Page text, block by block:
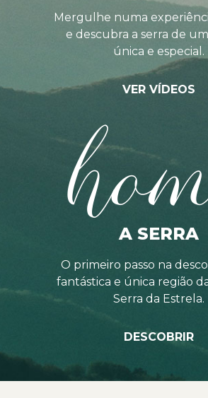
Mergulhe numa
e descubra a serra de
única e especial.
VER VÍDEOS
A SERRA
O primeiro passo na
fantástica e única região
Serra da Estrela.
DESCOBRIR